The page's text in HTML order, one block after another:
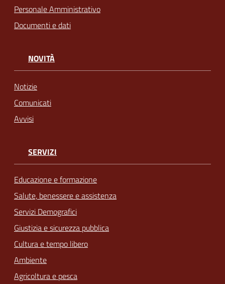
Personale Amministrativo
Documenti e dati
NOVITÀ
Notizie
Comunicati
Avvisi
SERVIZI
Educazione e formazione
Salute, benessere e assistenza
Servizi Demografici
Giustizia e sicurezza pubblica
Cultura e tempo libero
Ambiente
Agricoltura e pesca